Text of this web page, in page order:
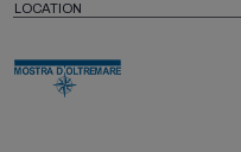
LOCATION